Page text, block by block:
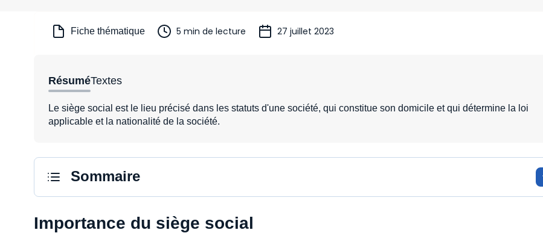
Fiche thématique 5 min de lecture 27 juillet 2023
RésuméTextes
Le siège social est le lieu précisé dans les statuts d'une société, qui constitue son domicile et qui détermine la loi
applicable et la nationalité de la société.
Sommaire
Importance du siège social